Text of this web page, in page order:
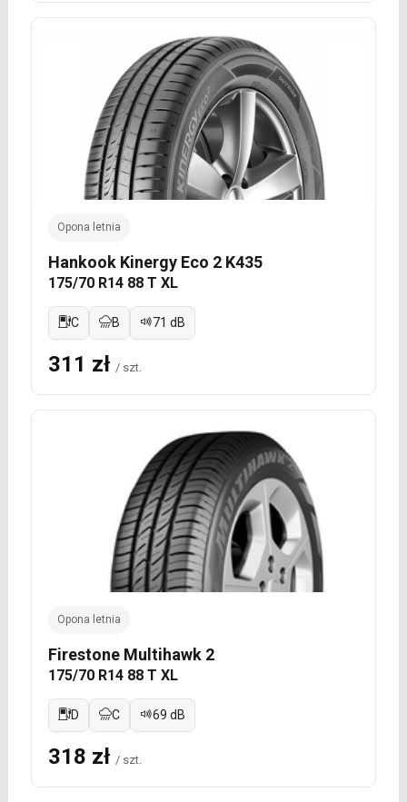
Opona letnia
Hankook Kinergy Eco 2 K435
175/70 R14 88 T XL
C B 71 dB
311 zł / szt.
Opona letnia
Firestone Multihawk 2
175/70 R14 88 T XL
D C 69 dB
318 zł / szt.